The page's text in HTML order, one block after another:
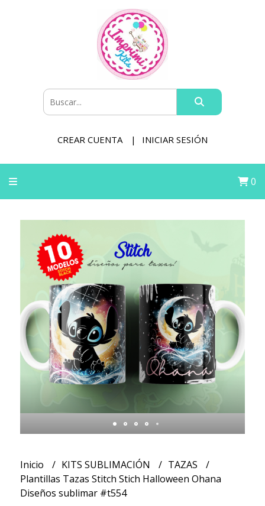
CREAR CUENTA INICIAR SESIÓN
0
Inicio KITS SUBLIMACIÓN
TAZAS
Plantillas Tazas Stitch Stich Halloween Ohana
Diseños sublimar #t554